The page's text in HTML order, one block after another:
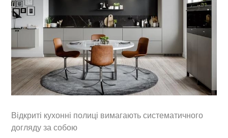
Відкриті кухонні полиці вимагають систематичного
догляду за собою